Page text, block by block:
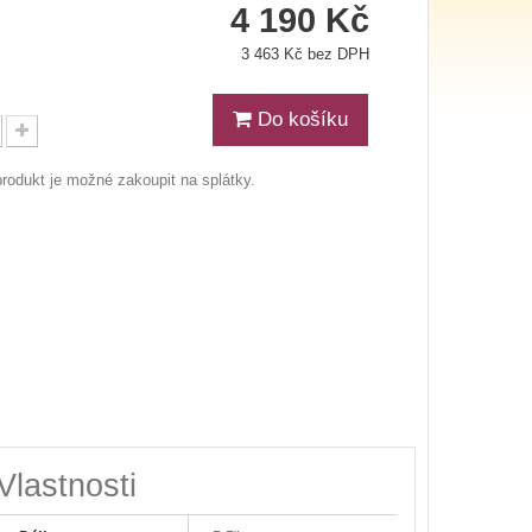
4 190 Kč
3 463 Kč bez DPH
Do košíku
je možné zakoupit na splátky.